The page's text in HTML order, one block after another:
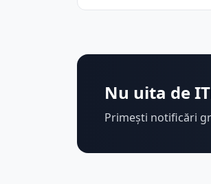
Nu uita de
Primești notificări